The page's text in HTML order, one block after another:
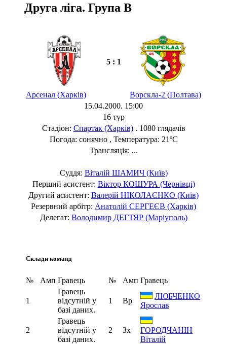
Друга ліга. Група В
5 : 1
Арсенал (Харків)
Ворскла-2 (Полтава)
15.04.2000. 15:00
16 тур
Стадіон: Спартак (Харків). 1080 глядачів
Погода: сонячно , Температура: 21ºC
Трансляція: ...
Суддя: Віталій ШАМИЧ (Київ)
Перший асистент: Віктор КОШУРА (Чернівці)
Другий асистент: Валерій НІКОЛАЄНКО (Київ)
Резервний арбітр: Анатолій СЕРГЕЄВ (Харків)
Делегат: Володимир ДЕГТЯР (Маріуполь)
Склади команд
№ Амп Гравець № Амп Гравець
1
Гравець
відсутній у
базі даних.
1 Вр
ЛЮБЧЕНКО
Ярослав
2
Гравець
відсутній у
базі даних.
2 Зх
ГОРОДЧАНІН
Віталій